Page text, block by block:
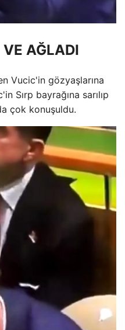
AĞLADI
Vucic'in gözyaşlarına
Sırp bayrağına sarılıp
çok konuşuldu.